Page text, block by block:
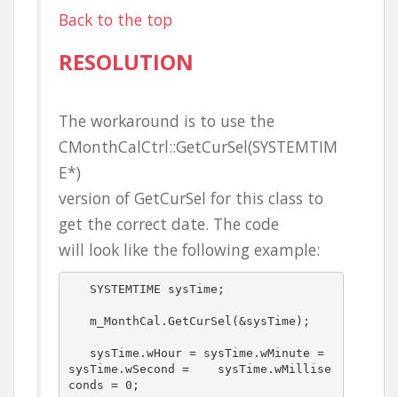
Back to the top
RESOLUTION
The workaround is to use the
CMonthCalCtrl::GetCurSel(SYSTEMTIM
E*)
version of GetCurSel for this class to
get the correct date. The code
will look like the following example:
   SYSTEMTIME sysTime;
   m_MonthCal.GetCurSel(&sysTime);
sysTime.wSecond =    sysTime.wMillise
conds = 0;